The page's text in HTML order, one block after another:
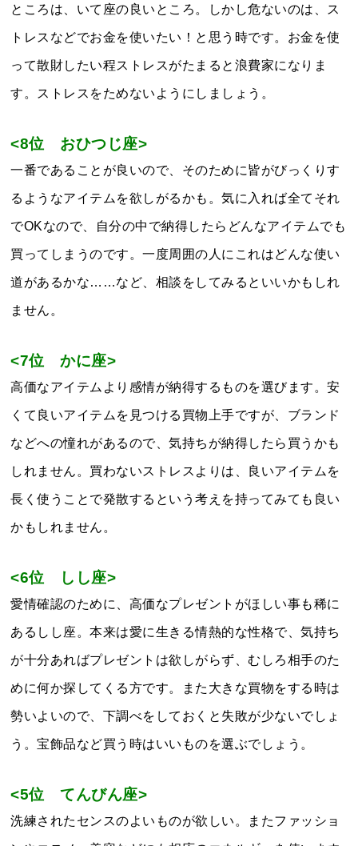
ところは、いて座の良いところ。しかし危ないのは、ス
トレスなどでお金を使いたい！と思う時です。お金を使
って散財したい程ストレスがたまると浪費家になりま
す。ストレスをためないようにしましょう。
<8位 おひつじ座>
一番であることが良いので、そのために皆がびっくりす
るようなアイテムを欲しがるかも。気に入れば全てそれ
でOKなので、自分の中で納得したらどんなアイテムでも
買ってしまうのです。一度周囲の人にこれはどんな使い
道があるかな……など、相談をしてみるといいかもしれ
ません。
<7位 かに座>
高価なアイテムより感情が納得するものを選びます。安
くて良いアイテムを見つける買物上手ですが、ブランド
などへの憧れがあるので、気持ちが納得したら買うかも
しれません。買わないストレスよりは、良いアイテムを
長く使うことで発散するという考えを持ってみても良い
かもしれません。
<6位 しし座>
愛情確認のために、高価なプレゼントがほしい事も稀に
あるしし座。本来は愛に生きる情熱的な性格で、気持ち
が十分あればプレゼントは欲しがらず、むしろ相手のた
めに何か探してくる方です。また大きな買物をする時は
勢いよいので、下調べをしておくと失敗が少ないでしょ
う。宝飾品など買う時はいいものを選ぶでしょう。
<5位 てんびん座>
洗練されたセンスのよいものが欲しい。またファッショ